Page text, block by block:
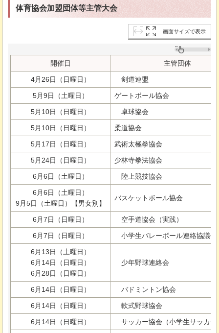
体育協会加盟団体等主管大会
画面サイズで表示
開催日 主管団体
4月26日（日曜日） 剣道連盟
5月9日（土曜日） ゲートボール協会
5月10日（日曜日） 卓球協会
5月10日（日曜日） 柔道協会
5月17日（日曜日） 武術太極拳協会
5月24日（日曜日） 少林寺拳法協会
6月6日（土曜日） 陸上競技協会
6月6日（土曜日）
9月5日（土曜日）【男女別】
バスケットボール協会
6月7日（日曜日） 空手道協会（実践）
6月7日（日曜日） 小学生バレーボール連絡協議会
6月13日（土曜日）
6月14日（日曜日）
6月28日（日曜日）
少年野球連絡会
6月14日（日曜日） バドミントン協会
6月14日（日曜日） 軟式野球協会
6月14日（日曜日） サッカー協会（小学生サッカー